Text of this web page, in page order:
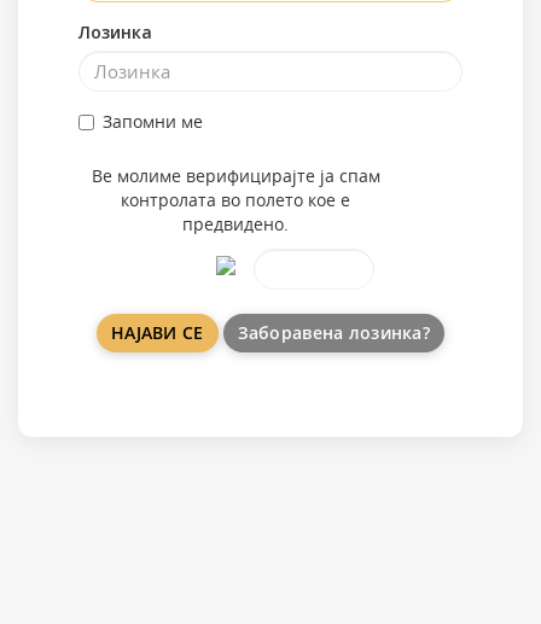
Лозинка
Запомни ме
Ве молиме верифицирајте ја спам
контролата во полето кое е
предвидено.
Заборавена лозинка?